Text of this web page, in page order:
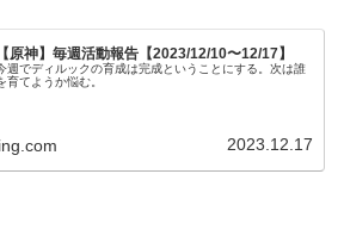
【原神】毎週活動報告【2023/12/10〜12/17】
週でディルックの育成は完成ということにする。次は誰
育てようか悩む。
2023.12.17